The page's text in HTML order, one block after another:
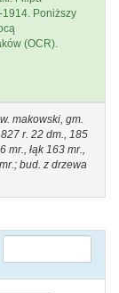
1914. Poniższy
(OCR).
makowski, gm.
r. 22 dm., 185
mr., łąk 163 mr.,
bud. z drzewa